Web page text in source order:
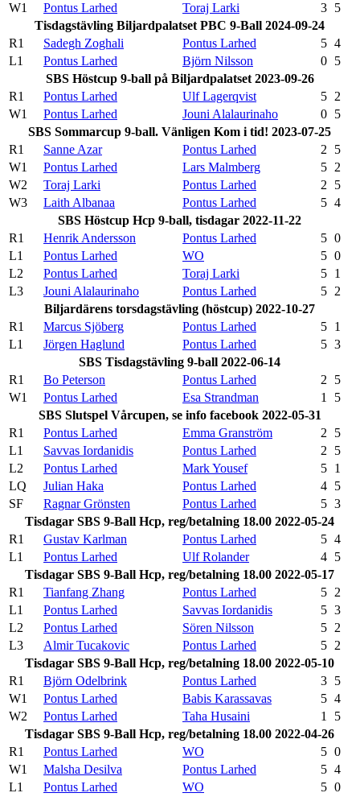
W1
Pontus Larhed Toraj Larki 3 5
Tisdagstävling Biljardpalatset PBC 9-Ball 2024-09-24
R1
Sadegh Zoghali Pontus Larhed 5 4
L1
Pontus Larhed Björn Nilsson 0 5
SBS Höstcup 9-ball på Biljardpalatset 2023-09-26
R1
Pontus Larhed Ulf Lagerqvist 5 2
W1
Pontus Larhed Jouni Alalaurinaho 0 5
SBS Sommarcup 9-ball. Vänligen Kom i tid! 2023-07-25
R1
Sanne Azar Pontus Larhed 2
5
W1
Pontus Larhed Lars Malmberg 5 2
W2
Toraj Larki Pontus Larhed 2
5
W3
Laith Albanaa Pontus Larhed 5 4
SBS Höstcup Hcp 9-ball, tisdagar 2022-11-22
R1
Henrik Andersson Pontus Larhed 5 0
L1
Pontus Larhed WO 5 0
L2
Pontus Larhed Toraj Larki 5 1
L3
Jouni Alalaurinaho Pontus Larhed 5 2
Biljardärens torsdagstävling (höstcup) 2022-10-27
R1
Marcus Sjöberg Pontus Larhed 5 1
L1
Jörgen Haglund Pontus Larhed 5 3
SBS Tisdagstävling 9-ball 2022-06-14
R1
Bo Peterson Pontus Larhed 2
5
W1
Pontus Larhed Esa Strandman 1
5
SBS Slutspel Vårcupen, se info facebook 2022-05-31
R1
Pontus Larhed Emma Granström 2
5
L1
Savvas Iordanidis Pontus Larhed 2
5
L2
Pontus Larhed Mark Yousef 5 1
LQ
Julian Haka Pontus Larhed 4 5
SF
Ragnar Grönsten Pontus Larhed 5 3
Tisdagar SBS 9-Ball Hcp, reg/betalning 18.00 2022-05-24
R1
Gustav Karlman Pontus Larhed 5 4
L1
Pontus Larhed Ulf Rolander 4 5
Tisdagar SBS 9-Ball Hcp, reg/betalning 18.00 2022-05-17
R1
Tianfang Zhang Pontus Larhed 5 2
L1
Pontus Larhed Savvas Iordanidis 5 3
L2
Pontus Larhed Sören Nilsson 5 2
L3
Almir Tucakovic Pontus Larhed 5 2
Tisdagar SBS 9-Ball Hcp, reg/betalning 18.00 2022-05-10
R1
Björn Odelbrink Pontus Larhed 3 5
W1
Pontus Larhed Babis Karassavas 5 4
W2
Pontus Larhed Taha Husaini 1
5
Tisdagar SBS 9-Ball Hcp, reg/betalning 18.00 2022-04-26
R1
Pontus Larhed WO 5 0
W1
Malsha Desilva Pontus Larhed 5 4
L1
Pontus Larhed WO 5 0